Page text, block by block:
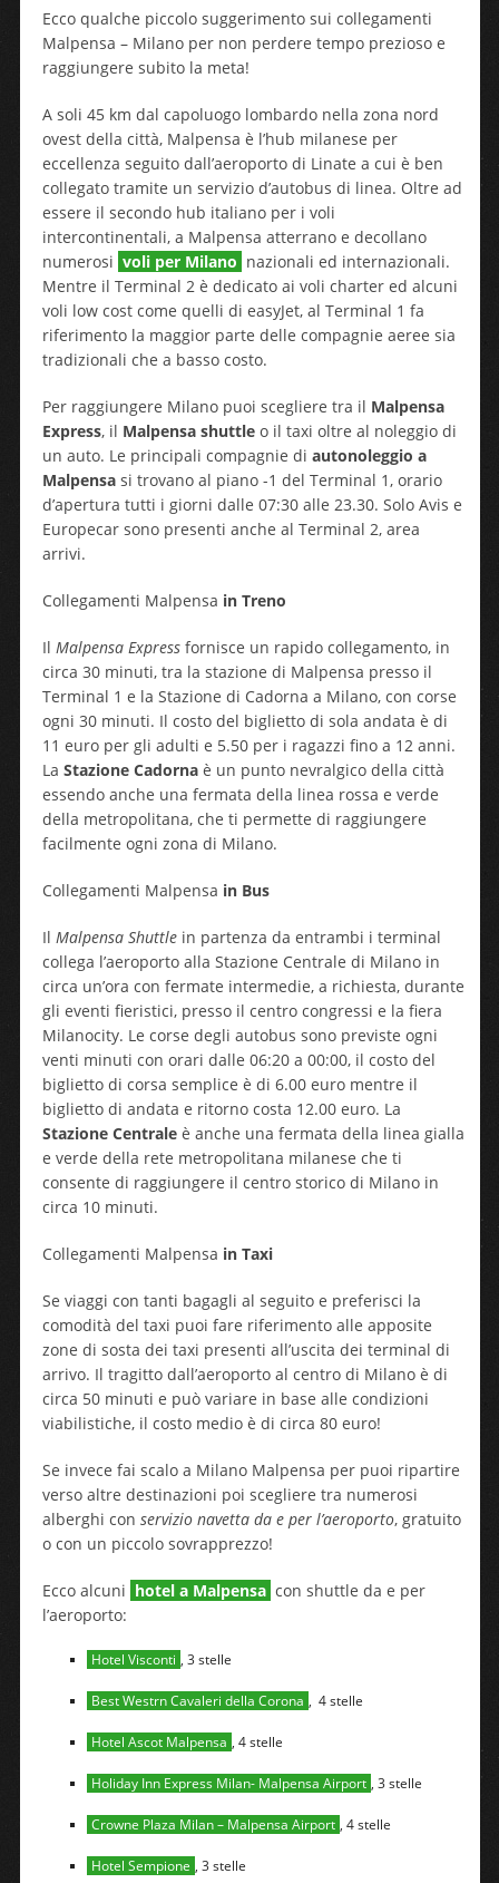
Ecco qualche piccolo suggerimento sui collegamenti
Malpensa – Milano per non perdere tempo prezioso e
raggiungere subito la meta!
A soli 45 km dal capoluogo lombardo nella zona nord
ovest della città, Malpensa è l’hub milanese per
eccellenza seguito dall’aeroporto di Linate a cui è ben
collegato tramite un servizio d’autobus di linea. Oltre ad
essere il secondo hub italiano per i voli
intercontinentali, a Malpensa atterrano e decollano
numerosi voli per Milano nazionali ed internazionali.
Mentre il Terminal 2 è dedicato ai voli charter ed alcuni
voli low cost come quelli di easyJet, al Terminal 1 fa
riferimento la maggior parte delle compagnie aeree sia
tradizionali che a basso costo.
Per raggiungere Milano puoi scegliere tra il Malpensa
Express, il Malpensa shuttleo il taxi oltre al noleggio di
un auto. Le principali compagnie di autonoleggio a
Malpensasi trovano al piano -1 del Terminal 1, orario
d’apertura tutti i giorni dalle 07:30 alle 23.30. Solo Avis e
Europecar sono presenti anche al Terminal 2, area
arrivi.
Collegamenti Malpensa in Treno
Il Malpensa Expressfornisce un rapido collegamento, in
circa 30 minuti, tra la stazione di Malpensa presso il
Terminal 1 e la Stazione di Cadorna a Milano, con corse
ogni 30 minuti. Il costo del biglietto di sola andata è di
11 euro per gli adulti e 5.50 per i ragazzi fino a 12 anni.
La Stazione Cadornaè un punto nevralgico della città
essendo anche una fermata della linea rossa e verde
della metropolitana, che ti permette di raggiungere
facilmente ogni zona di Milano.
Collegamenti Malpensa in Bus
Il Malpensa Shuttlein partenza da entrambi i terminal
collega l’aeroporto alla Stazione Centrale di Milano in
circa un’ora con fermate intermedie, a richiesta, durante
gli eventi fieristici, presso il centro congressi e la fiera
Milanocity. Le corse degli autobus sono previste ogni
venti minuti con orari dalle 06:20 a 00:00, il costo del
biglietto di corsa semplice è di 6.00 euro mentre il
biglietto di andata e ritorno costa 12.00 euro. La
Stazione Centraleè anche una fermata della linea gialla
e verde della rete metropolitana milanese che ti
consente di raggiungere il centro storico di Milano in
circa 10 minuti.
Collegamenti Malpensa in Taxi
Se viaggi con tanti bagagli al seguito e preferisci la
comodità del taxi puoi fare riferimento alle apposite
zone di sosta dei taxi presenti all’uscita dei terminal di
arrivo. Il tragitto dall’aeroporto al centro di Milano è di
circa 50 minuti e può variare in base alle condizioni
viabilistiche, il costo medio è di circa 80 euro!
Se invece fai scalo a Milano Malpensa per puoi ripartire
verso altre destinazioni poi scegliere tra numerosi
alberghi con servizio navetta da e per l’aeroporto, gratuito
o con un piccolo sovrapprezzo!
Ecco alcuni hotel a Malpensa con shuttle da e per
l’aeroporto:
Hotel Visconti , 3 stelle
Best Westrn Cavaleri della Corona , 4 stelle
Hotel Ascot Malpensa , 4 stelle
Holiday Inn Express Milan- Malpensa Airport , 3 stelle
Crowne Plaza Milan – Malpensa Airport , 4 stelle
Hotel Sempione , 3 stelle